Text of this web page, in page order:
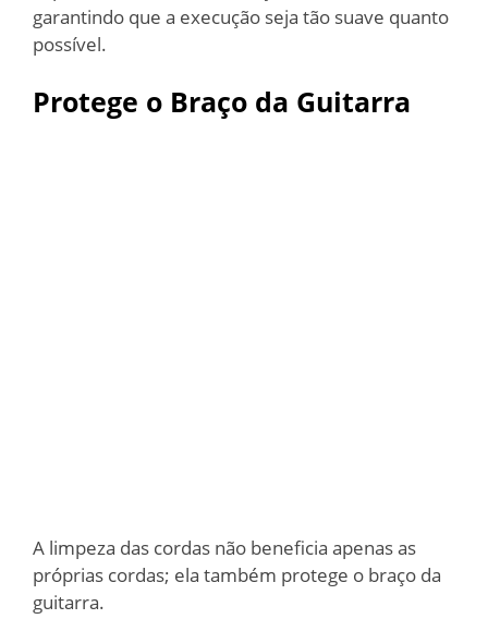
garantindo que a execução seja tão suave quanto
possível.
Protege o Braço da Guitarra
A limpeza das cordas não beneficia apenas as
próprias cordas; ela também protege o braço da
guitarra.